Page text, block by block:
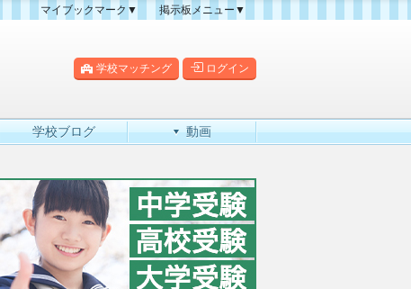
マイブックマーク▼
掲示板メニュー▼
掲示板マップ
新着書き込み一覧
学校マッチング ログイン
学校ブログ 動画